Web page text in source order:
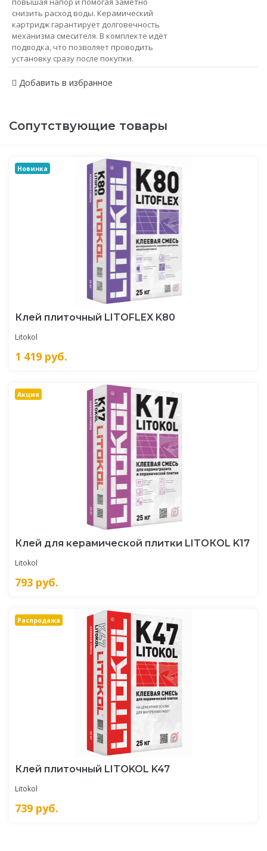
снизить расход воды. Керамический
картридж гарантирует долговечность
механизма смесителя. В комплекте идёт
подводка, что позволяет проводить
установку сразу после покупки.
Добавить в избранное
Сопутствующие товары
Новинка
Клей плиточный LITOFLEX K80
Litokol
1 419 руб.
Акция
Клей для керамической плитки LITOКOL K17
Litokol
793 руб.
Распродажа
Клей плиточный LITOKOL K47
Litokol
739 руб.